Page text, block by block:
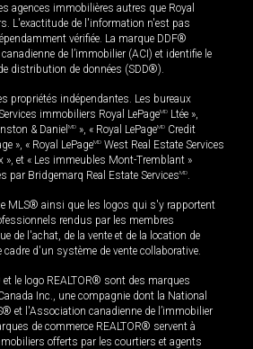
agences immobilières autres que Royal
L'exactitude de l'information n'est pas
vérifiée. La marque DDF®
de l’immobilier (ACI) et identifie le
distribution de données (SDD®).
propriétés indépendantes. Les bureaux
immobiliers Royal LePageMD Ltée »,
& Daniel MD », « Royal LePageMD Credit
», « Royal LePageMD West Real Estate Services
», et « Les immeubles Mont-Tremblant »
par Bridgemarq Real Estate ServicesMD.
MLS® ainsi que les logos qui s'y rapportent
rendus par les membres
de l'achat, de la vente et de la location de
d'un système de vente collaborative.
et le logo REALTOR® sont des marques
Inc., une compagnie dont la National
et l'Association canadienne de l’immobilier
de commerce REALTOR® servent à
offerts par les courtiers et agents